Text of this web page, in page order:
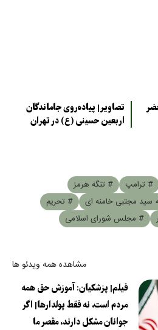
تصاویر| پیاده‌روی جاماندگان
اربعین حسینی (ع) در تهران
# ترامپ
# تنگه هرمز
سید مجتبی خامنه ای
# تحریم
# مجلس شورای اسلامی
مشاهده همه ویدئو ها
فیلم| پزشکیان: آموزش حق همه
مردم است، نه فقط پولدارها| اگر
جوانان مشکل دارند، مقصر ما